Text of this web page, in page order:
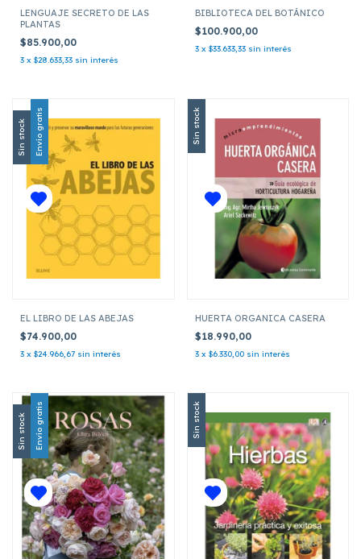
LENGUAJE SECRETO DE LAS
PLANTAS
$85.900,00
3 x $28.633,33 sin interés
BIBLIOTECA DEL BOTÁNICO
$100.900,00
3 x $33.633,33 sin interés
Sin stock Envío gratis
EL LIBRO DE LAS ABEJAS
$74.900,00
3 x $24.966,67 sin interés
Sin stock
HUERTA ORGANICA CASERA
$18.990,00
3 x $6.330,00 sin interés
Sin stock Envío gratis Sin stock